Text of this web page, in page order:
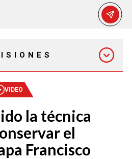
12:30 PM
7:00 PM
VIDEO
la técnica
el
Francisco